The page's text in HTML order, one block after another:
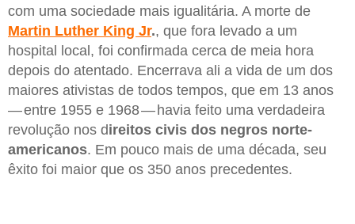
com uma sociedade mais igualitária. A morte de
Martin Luther King Jr., que fora levado a um
hospital local, foi confirmada cerca de meia hora
depois do atentado. Encerrava ali a vida de um dos
maiores ativistas de todos tempos, que em 13 anos
— entre 1955 e 1968 — havia feito uma verdadeira
revolução nos direitos civis dos negros norte-
americanos. Em pouco mais de uma década, seu
êxito foi maior que os 350 anos precedentes.